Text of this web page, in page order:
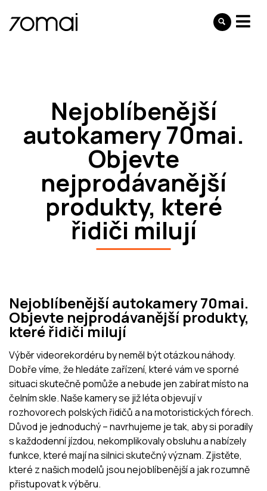
Nejoblíbenější
autokamery 70mai.
Objevte
nejprodávanější
produkty, které
řidiči milují
Nejoblíbenější autokamery 70mai.
Objevte nejprodávanější produkty,
které řidiči milují
Výběr videorekordéru by neměl být otázkou náhody.
Dobře víme, že hledáte zařízení, které vám ve sporné
situaci skutečně pomůže a nebude jen zabírat místo na
čelním skle. Naše kamery se již léta objevují v
rozhovorech polských řidičů a na motoristických fórech.
Důvod je jednoduchý – navrhujeme je tak, aby si poradily
s každodenní jízdou, nekomplikovaly obsluhu a nabízely
funkce, které mají na silnici skutečný význam. Zjistěte,
které z našich modelů jsou nejoblíbenější a jak rozumně
přistupovat k výběru.